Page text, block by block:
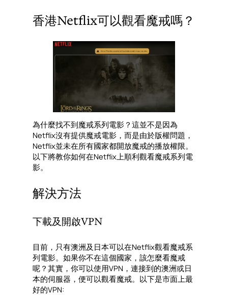
香港Netflix可以觀看魔戒嗎？
為什麼找不到魔戒系列電影？這並不是因為
Netflix沒有提供魔戒電影，而是由於版權問題，
Netflix並未在所有國家都開放魔戒的播放權限。
以下將教你如何在Netflix上順利觀看魔戒系列電
影。
解決方法
下載及開啟VPN
目前，只有澳洲及日本可以在Netflix觀看魔戒系
列電影。如果你不在這個國家，該怎麼看魔戒
呢？其實，你可以使用VPN，連接到的澳洲或日
本的伺服器，便可以觀看魔戒。以下是市面上最
好的VPN: